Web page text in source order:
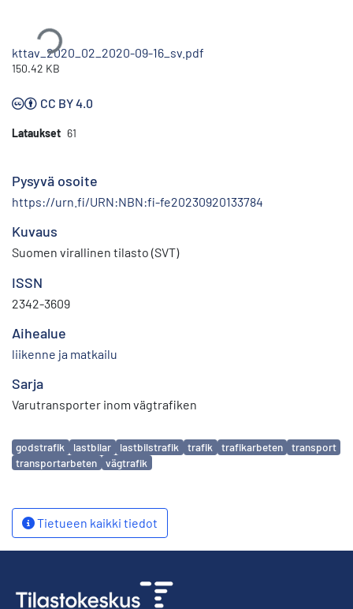
kttav_2020_02_2020-09-16_sv.pdf
150.42 KB
CC BY 4.0
Lataukset 61
Pysyvä osoite
https://urn.fi/URN:NBN:fi-fe20230920133784
Kuvaus
Suomen virallinen tilasto (SVT)
ISSN
2342-3609
Aihealue
liikenne ja matkailu
Sarja
Varutransporter inom vägtrafiken
Avainsanat
godstrafik lastbilar lastbilstrafik trafik trafikarbeten
transport
transportarbeten
vägtrafik
Tietueen kaikki tiedot